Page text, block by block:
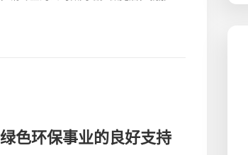
色环保事业的良好支持